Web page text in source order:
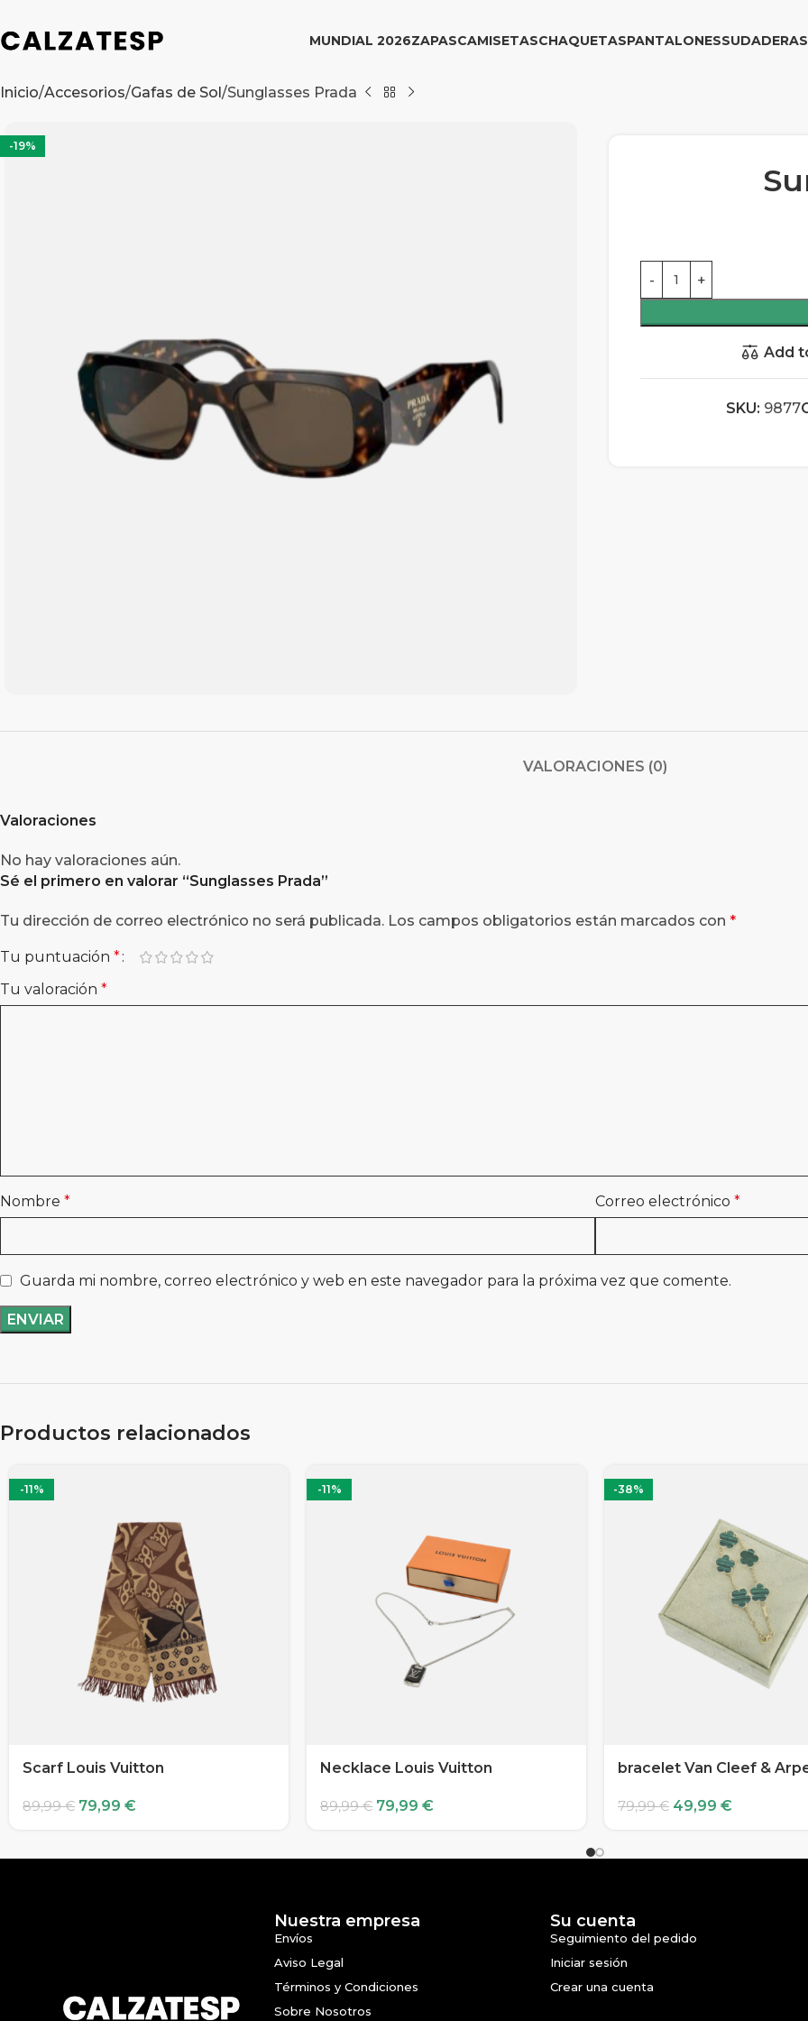
MUNDIAL 2026ZAPASCAMISETASCHAQUETASPANTALONESSUDADERAS
Inicio Accesorios Gafas de Sol Sunglasses Prada
-19%
Add
SKU: 9877
VALORACIONES (0)
Valoraciones
No hay valoraciones aún.
Sé el primero en valorar “Sunglasses Prada”
Tu dirección de correo electrónico no será publicada. Los campos obligatorios están marcados con *
Tu puntuación *
Tu valoración *
Nombre * Correo electrónico *
Guarda mi nombre, correo electrónico y web en este navegador para la próxima vez que comente.
Productos relacionados
-11%
Scarf Louis Vuitton
89,99€ 79,99 €
-11%
Necklace Louis Vuitton
89,99€ 79,99 €
-38%
bracelet Van Cleef &
79,99€ 49,99 €
Nuestra empresa
Envíos
Aviso Legal
Términos y Condiciones
Sobre Nosotros
Su cuenta
Seguimiento del pedido
Iniciar sesión
Crear una cuenta